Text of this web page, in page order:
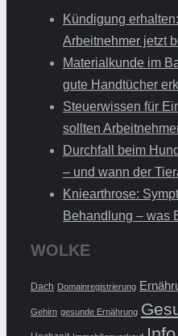
Kündigung
Arbeitnehmer jetzt
Materialkunde im
gute Handtücher
Steuerwissen für
sollten
Durchfall beim
– und wann der
Kniearthrose:
Behandlung – was
WOLKE
Dach Domainregistrierung
Gehirn gesunde Ernährung